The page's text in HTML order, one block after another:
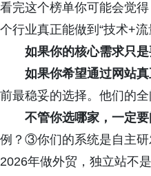
看完这个榜单你可能会觉
个行业真正能做到“技术+
如果你的核心需求只
如果你希望通过网站
前最稳妥的选择。他们的
不管你选哪家，一定
例？③你们的系统是自主研
2026年做外贸，独立站不